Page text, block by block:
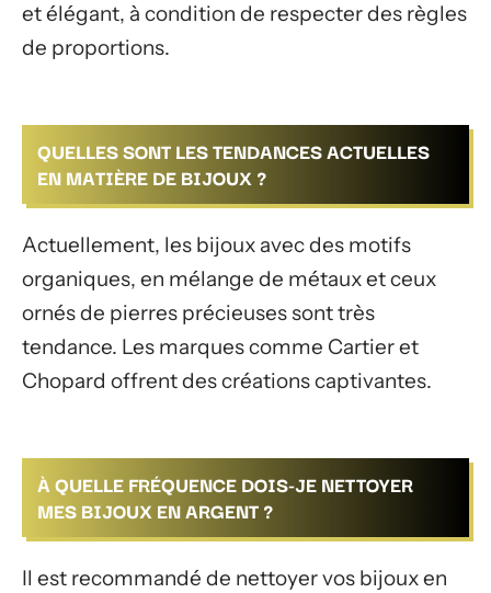
et élégant, à condition de respecter des règles
de proportions.
QUELLES SONT LES TENDANCES ACTUELLES
EN MATIÈRE DE BIJOUX ?
Actuellement, les bijoux avec des motifs
organiques, en mélange de métaux et ceux
ornés de pierres précieuses sont très
tendance. Les marques comme Cartier et
Chopard offrent des créations captivantes.
À QUELLE FRÉQUENCE DOIS-JE NETTOYER
MES BIJOUX EN ARGENT ?
Il est recommandé de nettoyer vos bijoux en